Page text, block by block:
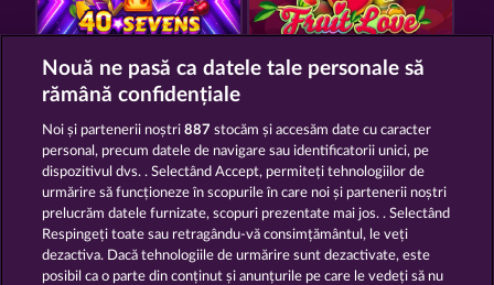
40 SEVENS FRUIT LOVE
100 FLARING FRUITS FRUITS & WILDS 2
Nouă ne pasă ca datele tale personale să
rămână confidențiale
Noi și partenerii noștri887 stocăm și accesăm date cu caracter
personal, precum datele de navigare sau identificatorii unici, pe
dispozitivul dvs. . Selectând Accept, permiteți tehnologiilor de
urmărire să funcționeze în scopurile în care noi și partenerii noștri
prelucrăm datele furnizate, scopuri prezentate mai jos. . Selectând
Respingeți toate sau retragându-vă consimțământul, le veți
dezactiva. Dacă tehnologiile de urmărire sunt dezactivate, este
posibil ca o parte din conținut și anunțurile pe care le vedeți să nu